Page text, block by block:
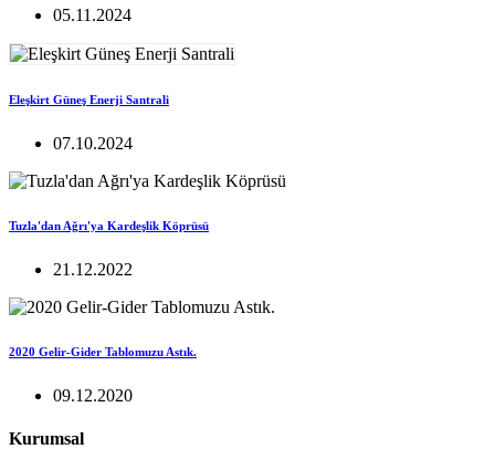
05.11.2024
Eleşkirt Güneş Enerji Santrali
07.10.2024
Tuzla'dan Ağrı'ya Kardeşlik Köprüsü
21.12.2022
2020 Gelir-Gider Tablomuzu Astık.
09.12.2020
Kurumsal